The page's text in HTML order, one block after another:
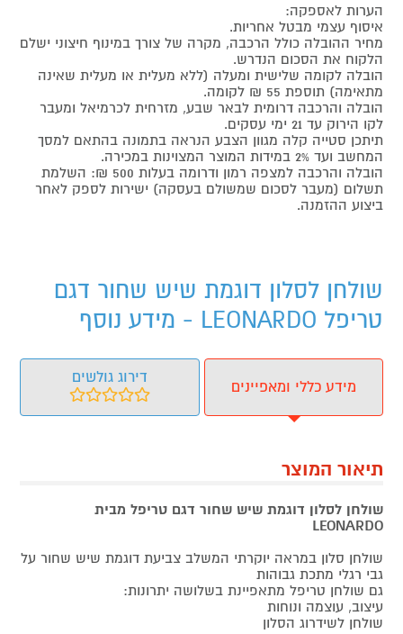
הערות לאספקה:
איסוף עצמי מבטל אחריות.
מחיר ההובלה כולל הרכבה, מקרה של צורך במינוף חיצוני ישלם
הלקוח את הסכום הנדרש.
הובלה לקומה שלישית ומעלה (ללא מעלית או מעלית שאינה
מתאימה) תוספת 55 ₪ לקומה.
הובלה והרכבה דרומית לבאר שבע, מזרחית לכרמיאל ומעבר
לקו הירוק עד 21 ימי עסקים.
תיתכן סטייה קלה מגוון הצבע הנראה בתמונה בהתאם למסך
המחשב ועד 2% במידות המוצר המצוינות במכירה.
הובלה והרכבה למצפה רמון ודרומה בעלות 500 ₪: השלמת
תשלום (מעבר לסכום שמשולם בעסקה) ישירות לספק לאחר
ביצוע ההזמנה.
שולחן לסלון דוגמת שיש שחור דגם
טריפל LEONARDO - מידע נוסף
מידע כללי ומאפיינים
דירוג גולשים
תיאור המוצר
שולחן לסלון דוגמת שיש שחור דגם טריפל מבית
LEONARDO
שולחן סלון במראה יוקרתי המשלב צביעת דוגמת שיש שחור על
גבי רגלי מתכת גבוהות
גם שולחן טריפל מתאפיינת בשלושה יתרונות:
עיצוב, עוצמה ונוחות
שולחן לשידרוג הסלון